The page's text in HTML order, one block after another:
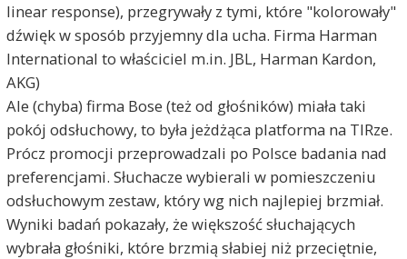
linear response), przegrywały z tymi, które "kolorowały"
dźwięk w sposób przyjemny dla ucha. Firma Harman
International to właściciel m.in. JBL, Harman Kardon,
AKG)
Ale (chyba) firma Bose (też od głośników) miała taki
pokój odsłuchowy, to była jeżdżąca platforma na TIRze.
Prócz promocji przeprowadzali po Polsce badania nad
preferencjami. Słuchacze wybierali w pomieszczeniu
odsłuchowym zestaw, który wg nich najlepiej brzmiał.
Wyniki badań pokazały, że większość słuchających
wybrała głośniki, które brzmią słabiej niż przeciętnie,